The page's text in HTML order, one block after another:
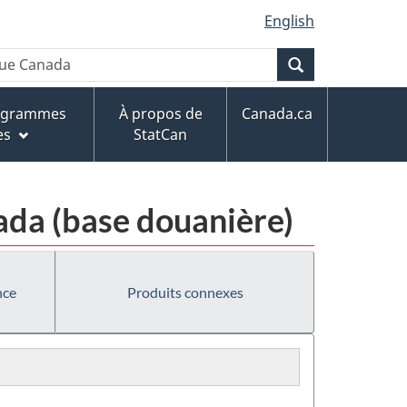
English
À propos de
StatCan
Canada.ca
(base douanière)
Produits connexes